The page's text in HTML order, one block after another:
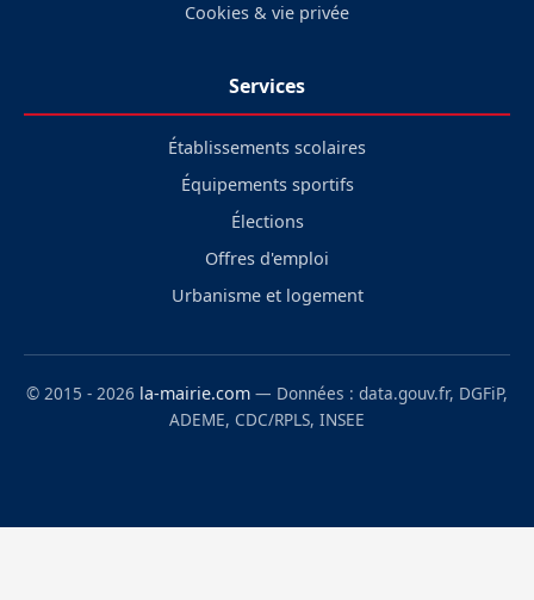
Cookies & vie privée
Services
Établissements scolaires
Équipements sportifs
Élections
Offres d'emploi
Urbanisme et logement
© 2015 - 2026 la-mairie.com — Données : data.gouv.fr, DGFiP,
ADEME, CDC/RPLS, INSEE